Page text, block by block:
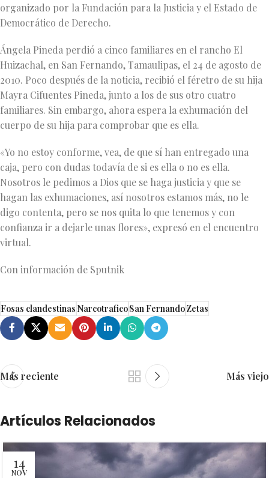
organizado por la Fundación para la Justicia y el Estado de
Democrático de Derecho.
Ángela Pineda perdió a cinco familiares en el rancho El
Huizachal, en San Fernando, Tamaulipas, el 24 de agosto de
2010. Poco después de la noticia, recibió el féretro de su hija
Mayra Cifuentes Pineda, junto a los de sus otro cuatro
familiares. Sin embargo, ahora espera la exhumación del
cuerpo de su hija para comprobar que es ella.
«Yo no estoy conforme, vea, de que sí han entregado una
caja, pero con dudas todavía de si es ella o no es ella.
Nosotros le pedimos a Dios que se haga justicia y que se
hagan las exhumaciones, así nosotros estamos más, no le
digo contenta, pero se nos quita lo que tenemos y con
confianza ir a dejarle unas flores», expresó en el encuentro
virtual.
Con información de Sputnik
Fosas clandestinasNarcotraficoSan FernandoZetas
Más reciente Más viejo
Artículos Relacionados
14
NOV